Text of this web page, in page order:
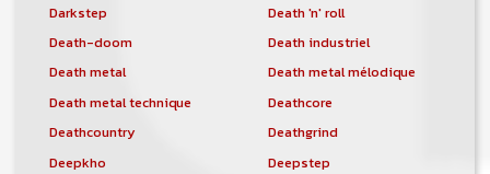
Darkstep
Death 'n' roll
Death-doom
Death industriel
Death metal
Death metal mélodique
Death metal technique
Deathcore
Deathcountry
Deathgrind
Deepkho
Deepstep